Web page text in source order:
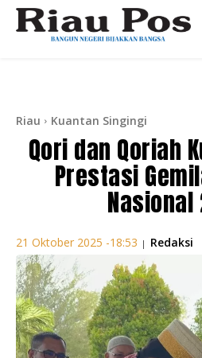
Riau Kuantan Singingi
Qori dan Qoriah
Prestasi
Nasional
21 Oktober 2025 -18:53 | Redaksi